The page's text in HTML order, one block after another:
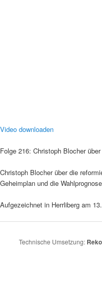
Video downloaden
Folge 216: Christoph Blocher
Christoph Blocher über die
Geheimplan und die
Aufgezeichnet in Herrliberg am
Technische Umsetzung: